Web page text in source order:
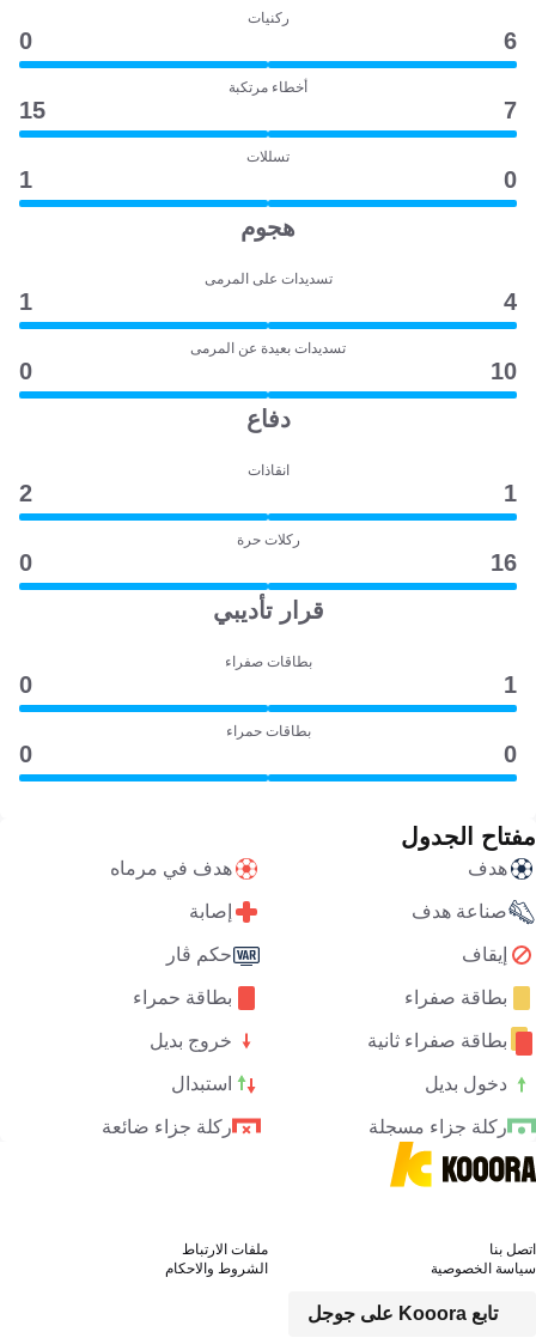
ركنيات
6
0
أخطاء مرتكبة
7
15
تسللات
0
1
هجوم
تسديدات على المرمى
4
1
تسديدات بعيدة عن المرمى
10
0
دفاع
انقاذات
1
2
ركلات حرة
16
0
قرار تأديبي
بطاقات صفراء
1
0
بطاقات حمراء
0
0
مفتاح الجدول
هدف هدف في مرماه
صناعة هدف إصابة
إيقاف حكم ڤار
بطاقة صفراء بطاقة حمراء
بطاقة صفراء ثانية خروج بديل
دخول بديل استبدال
ركلة جزاء مسجلة ركلة جزاء ضائعة
تابع Kooora على جوجل
اتصل بنا
ملفات الارتباط
سياسة الخصوصية
الشروط والاحكام